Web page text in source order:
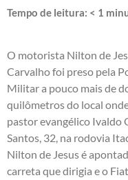
Tempo de leitura: < 1
O motorista Nilton de
Carvalho foi preso pela
Militar a pouco mais de
quilômetros do local
pastor evangélico Ivaldo
Santos, 32, na rodovia
Nilton de Jesus é
carreta que dirigia e o